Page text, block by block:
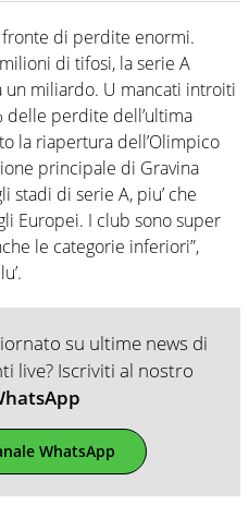
di perdite enormi.
di tifosi, la serie A
un miliardo. U mancati introiti
delle perdite dell’ultima
la riapertura dell’Olimpico
principale di Gravina
stadi di serie A, piu’ che
Europei. I club sono super
le categorie inferiori”,
su ultime news di
live? Iscriviti al nostro
WhatsApp